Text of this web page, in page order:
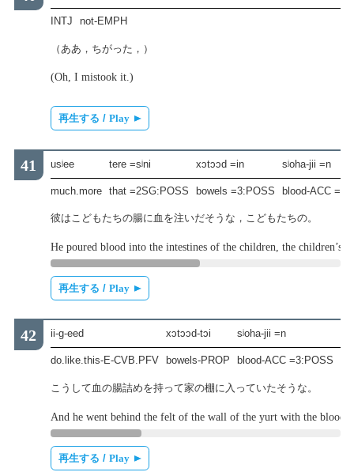
INTJ not-EMPH
（ああ，ちがった，）
(Oh, I mistook it.)
再生する /Play
usʲee tere =sʲni xɔtɔɔd =in sʲoha-jii =n
much.more that =2SG:POSS bowels =3:POSS blood-ACC
彼はこどもたちの腸に血を注いだそうな，こどもたちの。
He poured blood into the intestines of the children, the children’s
再生する /Play
ii-g-eed xɔtɔɔd-tɔi sʲoha-jii =n
do.like.this-E-CVB.PFV bowels-PROP blood-ACC =3:POSS
こうして血の腸詰めを持って家の棚に入っていたそうな。
And he went behind the felt of the wall of the yurt with the blood
再生する /Play